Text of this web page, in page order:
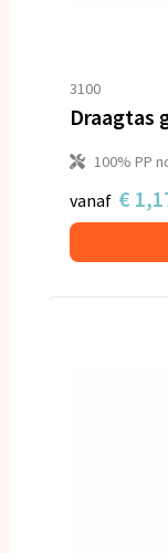
3100
100% PP
vanaf €